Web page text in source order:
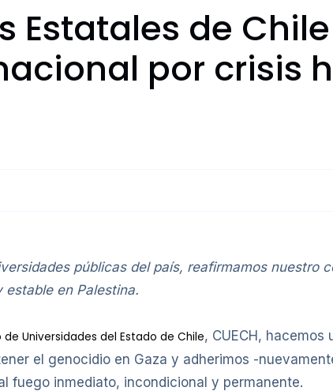
Estatales de
por crisis
públicas del país, reafirmamos nuestro
en Palestina.
de Universidades del Estado de Chile, CUECH,
el genocidio en Gaza y adherimos -
fuego inmediato, incondicional y permanente.